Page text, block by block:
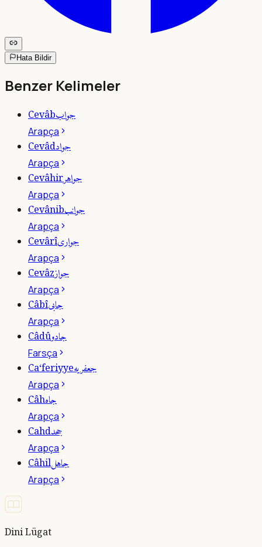
Hata Bildir
Benzer Kelimeler
Cevâbجواب
Arapça
Cevâdجواد
Arapça
Cevâhirجواهر
Arapça
Cevânibجوانب
Arapça
Cevârîجوارى
Arapça
Cevâzجواز
Arapça
Câbîجابى
Arapça
Câdûجادو
Farsça
Ca‘feriyyeجعفريه
Arapça
Câhجاه
Arapça
Cahdجحد
Arapça
Câhilجاهل
Arapça
Dini Lügat